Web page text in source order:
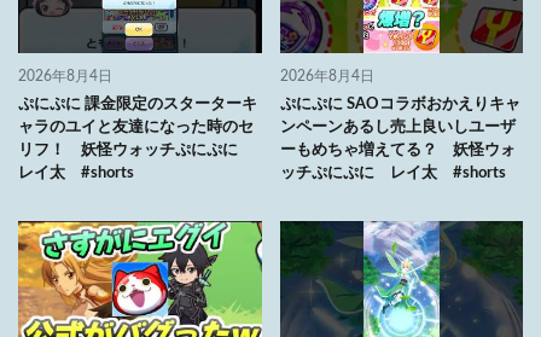
2026年8月4日
ぷにぷに 課金限定のスターターキ
ャラのユイと友達になった時のセ
リフ！ 妖怪ウォッチぷにぷに
レイ太 #shorts
2026年8月4日
ぷにぷに SAOコラボおかえりキャ
ンペーンあるし売上良いしユーザ
ーもめちゃ増えてる？ 妖怪ウォ
ッチぷにぷに レイ太 #shorts